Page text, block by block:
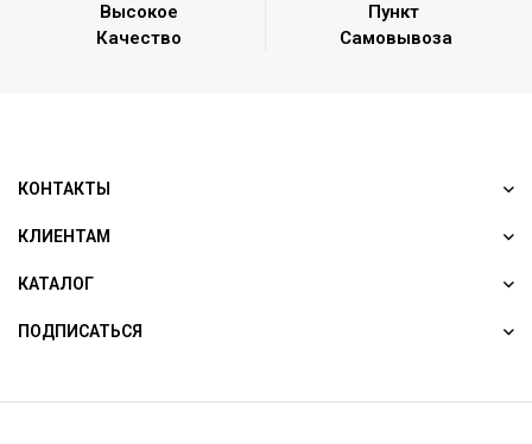
Высокое
Качество
Пункт
Самовывоза
КОНТАКТЫ
КЛИЕНТАМ
КАТАЛОГ
ПОДПИСАТЬСЯ